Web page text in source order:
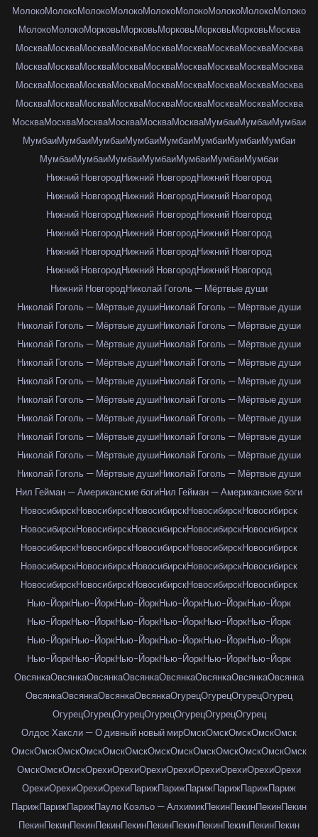
МолокоМолокоМолокоМолокоМолокоМолокоМолокоМолокоМолоко
МолокоМолокоМорковьМорковьМорковьМорковьМорковьМосква
МоскваМоскваМоскваМоскваМоскваМоскваМоскваМоскваМосква
МоскваМоскваМоскваМоскваМоскваМоскваМоскваМоскваМосква
МоскваМоскваМоскваМоскваМоскваМоскваМоскваМоскваМосква
МоскваМоскваМоскваМоскваМоскваМоскваМоскваМоскваМосква
МоскваМоскваМоскваМоскваМоскваМоскваМумбаиМумбаиМумбаи
МумбаиМумбаиМумбаиМумбаиМумбаиМумбаиМумбаиМумбаи
МумбаиМумбаиМумбаиМумбаиМумбаиМумбаиМумбаи
Нижний НовгородНижний НовгородНижний Новгород
Нижний НовгородНижний НовгородНижний Новгород
Нижний НовгородНижний НовгородНижний Новгород
Нижний НовгородНижний НовгородНижний Новгород
Нижний НовгородНижний НовгородНижний Новгород
Нижний НовгородНижний НовгородНижний Новгород
Нижний НовгородНиколай Гоголь — Мёртвые души
Николай Гоголь — Мёртвые душиНиколай Гоголь — Мёртвые души
Николай Гоголь — Мёртвые душиНиколай Гоголь — Мёртвые души
Николай Гоголь — Мёртвые душиНиколай Гоголь — Мёртвые души
Николай Гоголь — Мёртвые душиНиколай Гоголь — Мёртвые души
Николай Гоголь — Мёртвые душиНиколай Гоголь — Мёртвые души
Николай Гоголь — Мёртвые душиНиколай Гоголь — Мёртвые души
Николай Гоголь — Мёртвые душиНиколай Гоголь — Мёртвые души
Николай Гоголь — Мёртвые душиНиколай Гоголь — Мёртвые души
Николай Гоголь — Мёртвые душиНиколай Гоголь — Мёртвые души
Николай Гоголь — Мёртвые душиНиколай Гоголь — Мёртвые души
Нил Гейман — Американские богиНил Гейман — Американские боги
НовосибирскНовосибирскНовосибирскНовосибирскНовосибирск
НовосибирскНовосибирскНовосибирскНовосибирскНовосибирск
НовосибирскНовосибирскНовосибирскНовосибирскНовосибирск
НовосибирскНовосибирскНовосибирскНовосибирскНовосибирск
НовосибирскНовосибирскНовосибирскНовосибирскНовосибирск
Нью-ЙоркНью-ЙоркНью-ЙоркНью-ЙоркНью-ЙоркНью-Йорк
Нью-ЙоркНью-ЙоркНью-ЙоркНью-ЙоркНью-ЙоркНью-Йорк
Нью-ЙоркНью-ЙоркНью-ЙоркНью-ЙоркНью-ЙоркНью-Йорк
Нью-ЙоркНью-ЙоркНью-ЙоркНью-ЙоркНью-ЙоркНью-Йорк
ОвсянкаОвсянкаОвсянкаОвсянкаОвсянкаОвсянкаОвсянкаОвсянка
ОвсянкаОвсянкаОвсянкаОвсянкаОгурецОгурецОгурецОгурец
ОгурецОгурецОгурецОгурецОгурецОгурецОгурец
Олдос Хаксли — О дивный новый мирОмскОмскОмскОмскОмск
ОмскОмскОмскОмскОмскОмскОмскОмскОмскОмскОмскОмскОмск
ОмскОмскОмскОрехиОрехиОрехиОрехиОрехиОрехиОрехиОрехи
ОрехиОрехиОрехиОрехиПарижПарижПарижПарижПарижПариж
ПарижПарижПарижПауло Коэльо — АлхимикПекинПекинПекинПекин
ПекинПекинПекинПекинПекинПекинПекинПекинПекинПекинПекин